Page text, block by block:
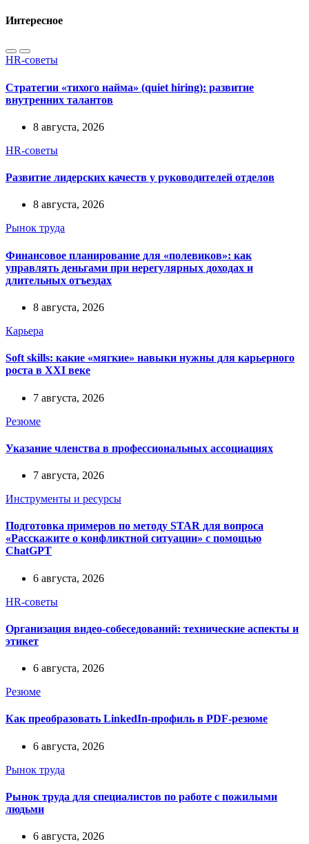
Интересное
HR-советы
Стратегии «тихого найма» (quiet hiring): развитие
внутренних талантов
8 августа, 2026
HR-советы
Развитие лидерских качеств у руководителей отделов
8 августа, 2026
Рынок труда
Финансовое планирование для «полевиков»: как
управлять деньгами при нерегулярных доходах и
длительных отъездах
8 августа, 2026
Карьера
Soft skills: какие «мягкие» навыки нужны для карьерного
роста в XXI веке
7 августа, 2026
Резюме
Указание членства в профессиональных ассоциациях
7 августа, 2026
Инструменты и ресурсы
Подготовка примеров по методу STAR для вопроса
«Расскажите о конфликтной ситуации» с помощью
ChatGPT
6 августа, 2026
HR-советы
Организация видео-собеседований: технические аспекты и
этикет
6 августа, 2026
Резюме
Как преобразовать LinkedIn-профиль в PDF-резюме
6 августа, 2026
Рынок труда
Рынок труда для специалистов по работе с пожилыми
людьми
6 августа, 2026